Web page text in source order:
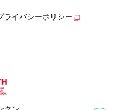
ライバシーポリシー